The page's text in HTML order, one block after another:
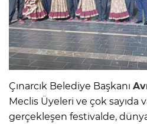
Çınarcık Belediye Başkanı
Meclis Üyeleri ve çok sayıda
gerçekleşen festivalde,